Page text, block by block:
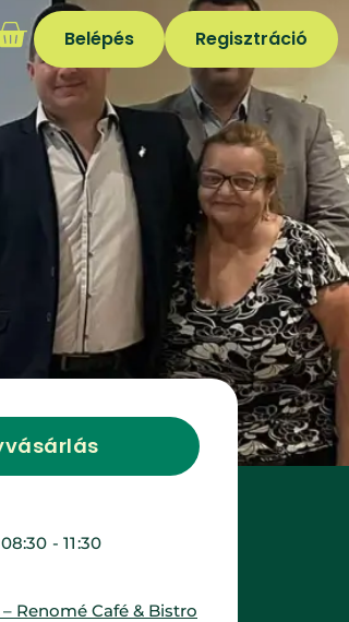
Belépés Regisztráció
08:30 -11:30
Renomé Café & Bistro